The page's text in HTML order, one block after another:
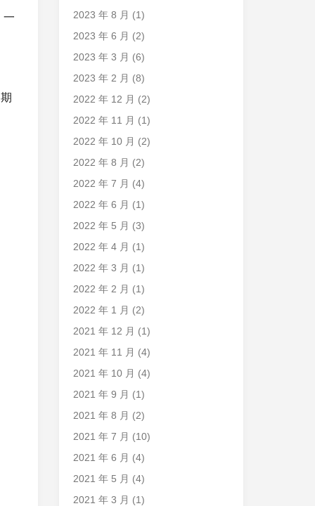
一
2023 年 8 月 (1)
2023 年 6 月 (2)
2023 年 3 月 (6)
2023 年 2 月 (8)
2022 年 12 月 (2)
2022 年 11 月 (1)
2022 年 10 月 (2)
2022 年 8 月 (2)
2022 年 7 月 (4)
2022 年 6 月 (1)
2022 年 5 月 (3)
2022 年 4 月 (1)
2022 年 3 月 (1)
2022 年 2 月 (1)
2022 年 1 月 (2)
2021 年 12 月 (1)
2021 年 11 月 (4)
2021 年 10 月 (4)
2021 年 9 月 (1)
2021 年 8 月 (2)
2021 年 7 月 (10)
2021 年 6 月 (4)
2021 年 5 月 (4)
2021 年 3 月 (1)